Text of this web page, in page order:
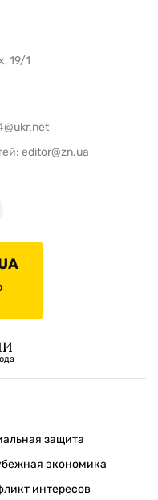
19/1
editor@zn.ua
защита
экономика
интересов